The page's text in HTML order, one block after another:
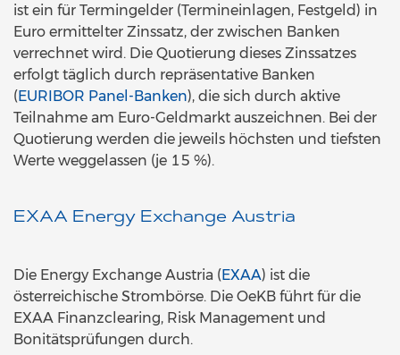
ist ein für Termingelder (Termineinlagen, Festgeld) in
Euro ermittelter Zinssatz, der zwischen Banken
verrechnet wird. Die Quotierung dieses Zinssatzes
erfolgt täglich durch repräsentative Banken
(EURIBOR Panel-Banken), die sich durch aktive
Teilnahme am Euro-Geldmarkt auszeichnen. Bei der
Quotierung werden die jeweils höchsten und tiefsten
Werte weggelassen (je 15 %).
EXAA Energy Exchange Austria
Die Energy Exchange Austria (EXAA) ist die
österreichische Strombörse. Die OeKB führt für die
EXAA Finanzclearing, Risk Management und
Bonitätsprüfungen durch.